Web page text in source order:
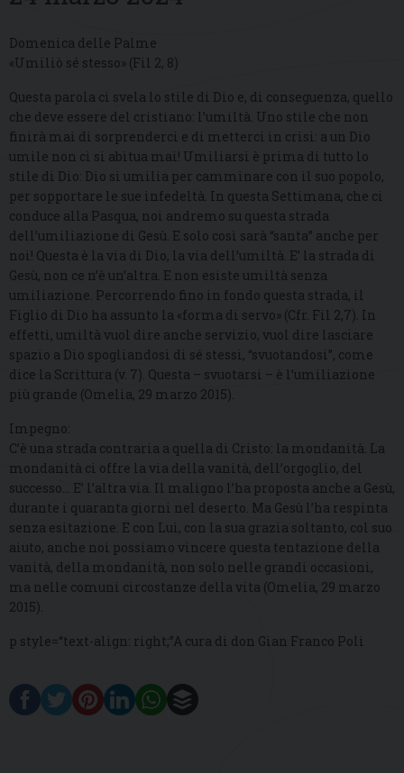
Domenica delle Palme
«Umiliò sé stesso» (Fil 2, 8)
Questa parola ci svela lo stile di Dio e, di conseguenza, quello
che deve essere del cristiano: l’umiltà. Uno stile che non
finirà mai di sorprenderci e di metterci in crisi: a un Dio
umile non ci si abitua mai! Umiliarsi è prima di tutto lo
stile di Dio: Dio si umilia per camminare con il suo popolo,
per sopportare le sue infedeltà. In questa Settimana, che ci
conduce alla Pasqua, noi andremo su questa strada
dell’umiliazione di Gesù. E solo così sarà “santa” anche per
noi! Questa è la via di Dio, la via dell’umiltà. E’ la strada di
Gesù, non ce n’è un’altra. E non esiste umiltà senza
umiliazione. Percorrendo fino in fondo questa strada, il
Figlio di Dio ha assunto la «forma di servo» (Cfr. Fil 2,7). In
effetti, umiltà vuol dire anche servizio, vuol dire lasciare
spazio a Dio spogliandosi di sé stessi, “svuotandosi”, come
dice la Scrittura (v. 7). Questa – svuotarsi – è l’umiliazione
più grande (Omelia, 29 marzo 2015).
Impegno:
C’è una strada contraria a quella di Cristo: la mondanità. La
mondanità ci offre la via della vanità, dell’orgoglio, del
successo… E’ l’altra via. Il maligno l’ha proposta anche a Gesù,
durante i quaranta giorni nel deserto. Ma Gesù l’ha respinta
senza esitazione. E con Lui, con la sua grazia soltanto, col suo
aiuto, anche noi possiamo vincere questa tentazione della
vanità, della mondanità, non solo nelle grandi occasioni,
ma nelle comuni circostanze della vita (Omelia, 29 marzo
2015).
p style=“text-align: right;”A cura di don Gian Franco Poli